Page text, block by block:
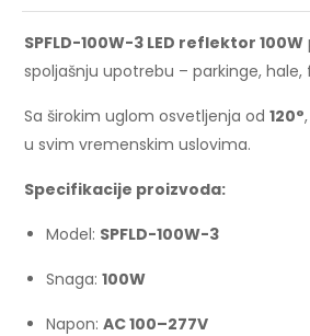
SPFLD-100W-3 LED reflektor 100W
spoljašnju upotrebu – parkinge,
Sa širokim uglom osvetljenja od 120°
u svim vremenskim uslovima.
Specifikacije proizvoda:
Model: SPFLD-100W-3
Snaga: 100W
Napon: AC 100–277V